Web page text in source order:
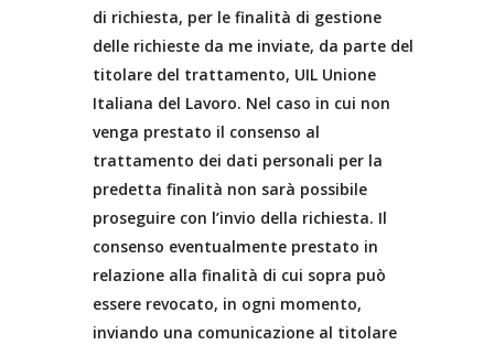
di richiesta, per le finalità di gestione
delle richieste da me inviate, da parte del
titolare del trattamento, UIL Unione
Italiana del Lavoro. Nel caso in cui non
venga prestato il consenso al
trattamento dei dati personali per la
predetta finalità non sarà possibile
proseguire con l’invio della richiesta. Il
consenso eventualmente prestato in
relazione alla finalità di cui sopra può
essere revocato, in ogni momento,
inviando una comunicazione al titolare